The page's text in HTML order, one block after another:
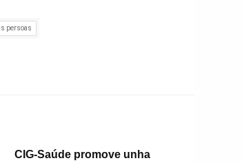
persoas
CIG-Saúde promove unha